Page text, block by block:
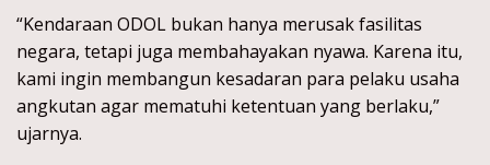
“Kendaraan ODOL bukan hanya merusak fasilitas
negara, tetapi juga membahayakan nyawa. Karena itu,
kami ingin membangun kesadaran para pelaku usaha
angkutan agar mematuhi ketentuan yang berlaku,”
ujarnya.